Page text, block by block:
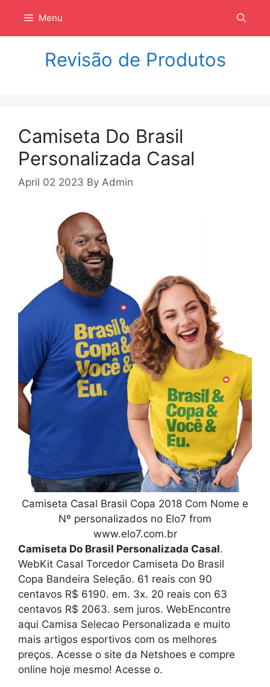
isi
Menu
Revisão de Produtos
Camiseta Do Brasil
Personalizada Casal
April 02 2023 By Admin
Camiseta Casal Brasil Copa 2018 Com Nome e
Nº personalizados no Elo7 from
www.elo7.com.br
Camiseta Do Brasil Personalizada Casal.
WebKit Casal Torcedor Camiseta Do Brasil
Copa Bandeira Seleção. 61 reais con 90
centavos R$ 6190. em. 3x. 20 reais con 63
centavos R$ 2063. sem juros. WebEncontre
aqui Camisa Selecao Personalizada e muito
mais artigos esportivos com os melhores
preços. Acesse o site da Netshoes e compre
online hoje mesmo! Acesse o.